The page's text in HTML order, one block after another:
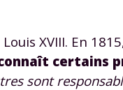
XVIII. En
certains
sont